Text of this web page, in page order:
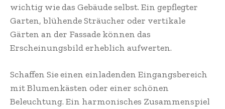
wichtig wie das Gebäude selbst. Ein gepflegter
Garten, blühende Sträucher oder vertikale
Gärten an der Fassade können das
Erscheinungsbild erheblich aufwerten.
Schaffen Sie einen einladenden Eingangsbereich
mit Blumenkästen oder einer schönen
Beleuchtung. Ein harmonisches Zusammenspiel